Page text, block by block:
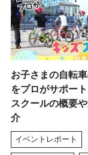
お子さまの自転
をプロがサポー
スクールの概要
介
イベントレポート